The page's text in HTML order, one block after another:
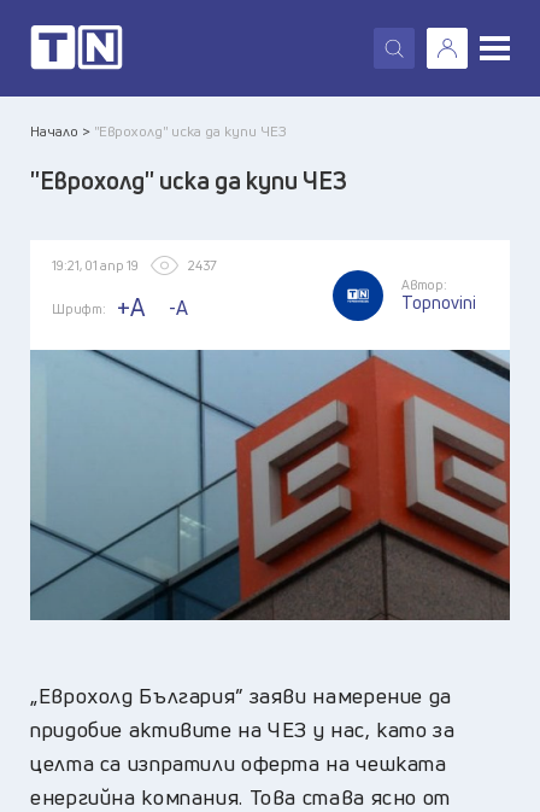
X
Начало > ''Еврохолд'' иска да купи ЧЕЗ
''Еврохолд'' иска да купи ЧЕЗ
19:21, 01 апр 19 2437
Шрифт: +A -A
Автор:
Topnovini
„Еврохолд България” заяви намерение да
придобие активите на ЧЕЗ у нас, като за
целта са изпратили оферта на чешката
енергийна компания. Това става ясно от